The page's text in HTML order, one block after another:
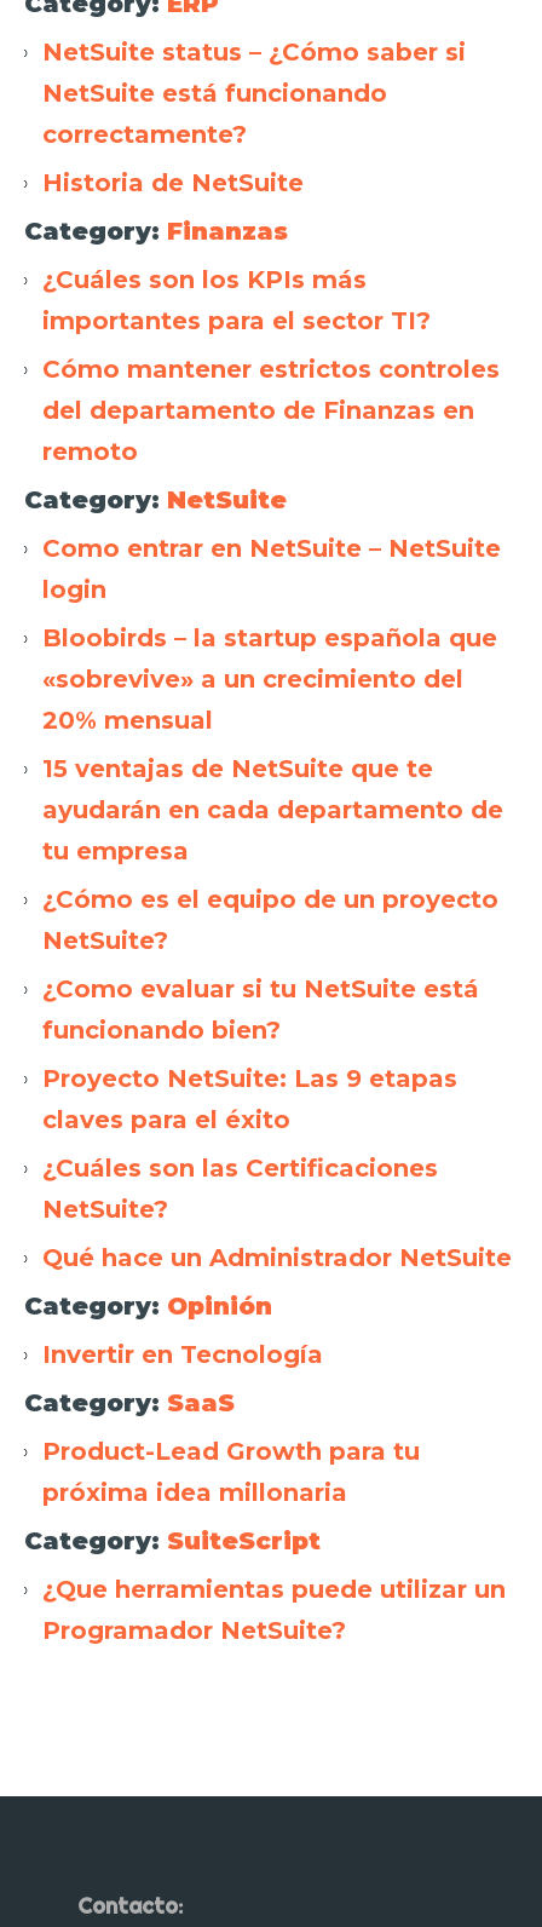
NetSuite status – ¿Cómo saber si
NetSuite está funcionando
correctamente?
Historia de NetSuite
Category: Finanzas
¿Cuáles son los KPIs más
importantes para el sector TI?
Cómo mantener estrictos controles
del departamento de Finanzas en
remoto
Category: NetSuite
Como entrar en NetSuite – NetSuite
login
Bloobirds – la startup española que
«sobrevive» a un crecimiento del
20% mensual
15 ventajas de NetSuite que te
ayudarán en cada departamento de
tu empresa
¿Cómo es el equipo de un proyecto
NetSuite?
¿Como evaluar si tu NetSuite está
funcionando bien?
Proyecto NetSuite: Las 9 etapas
claves para el éxito
¿Cuáles son las Certificaciones
NetSuite?
Qué hace un Administrador NetSuite
Category: Opinión
Invertir en Tecnología
Category: SaaS
Product-Lead Growth para tu
próxima idea millonaria
Category: SuiteScript
¿Que herramientas puede utilizar un
Programador NetSuite?
Contacto: